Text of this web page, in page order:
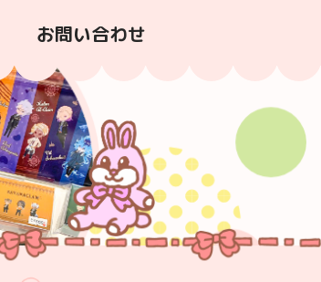
お問い合わせ